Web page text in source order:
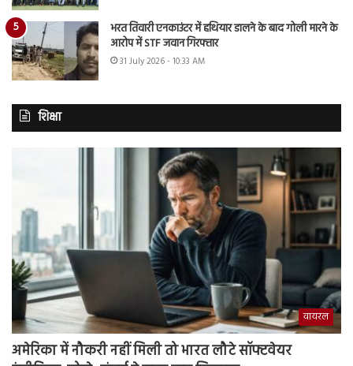
भरत तिवारी एनकाउंटर में हथियार डालने के बाद गोली मारने के
आरोप में STF जवान गिरफ्तार
31 July 2026 - 10:33 AM
शिक्षा
वायरल
अमेरिका में नौकरी नहीं मिली तो भारत लौटे सॉफ्टवेयर